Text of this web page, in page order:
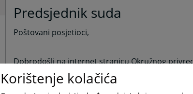
Predsjednik suda
Poštovani posjetioci,
Dobrodošli na internet stranicu Okružnog
Uvođenjem ove novine želimo Vam predstaviti
Korištenje kolačića